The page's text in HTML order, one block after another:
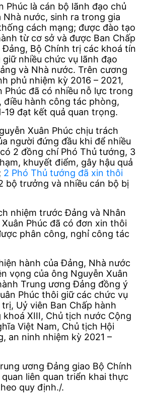
Phúc là cán bộ lãnh đạo chủ
nước, sinh ra trong gia
cách mạng; được đào tạo
từ cơ sở và được Ban Chấp
Bộ Chính trị các khoá tín
nhiều chức vụ lãnh đạo
và Nhà nước. Trên cương
phủ nhiệm kỳ 2016 – 2021,
Phúc đã có nhiều nỗ lực trong
điều hành công tác phòng,
19 đạt kết quả quan trọng.
Xuân Phúc chịu trách
người đứng đầu khi để nhiều
2 đồng chí Phó Thủ tướng, 3
khuyết điểm, gây hậu quả
2 Phó Thủ tướng đã xin thôi
bộ trưởng và nhiều cán bộ bị
nhiệm trước Đảng và Nhân
Phúc đã có đơn xin thôi
phân công, nghỉ công tác
hành của Đảng, Nhà nước
vọng của ông Nguyễn Xuân
Trung ương Đảng đồng ý
Phúc thôi giữ các chức vụ
Uỷ viên Ban Chấp hành
XIII, Chủ tịch nước Cộng
Việt Nam, Chủ tịch Hội
an ninh nhiệm kỳ 2021 –
ương Đảng giao Bộ Chính
liên quan triển khai thực
quy định./.